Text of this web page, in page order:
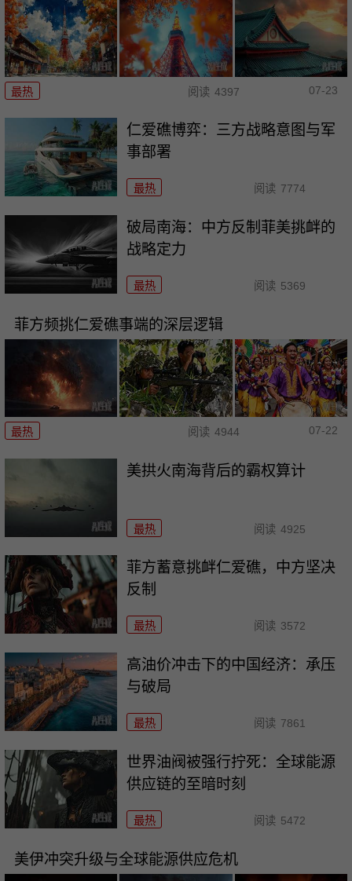
最热 阅读 4397 07-23
仁爱礁博弈：三方战略意图与军
事部署
最热 阅读 7774
破局南海：中方反制菲美挑衅的
战略定力
最热 阅读 5369
菲方频挑仁爱礁事端的深层逻辑
最热 阅读 4944 07-22
美拱火南海背后的霸权算计
最热 阅读 4925
菲方蓄意挑衅仁爱礁，中方坚决
反制
最热 阅读 3572
高油价冲击下的中国经济：承压
与破局
最热 阅读 7861
世界油阀被强行拧死：全球能源
供应链的至暗时刻
最热 阅读 5472
美伊冲突升级与全球能源供应危机